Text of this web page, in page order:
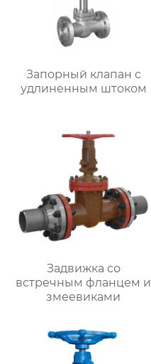
Запорный клапан с
удлиненным штоком
Задвижка со
встречным фланцем и
змеевиками